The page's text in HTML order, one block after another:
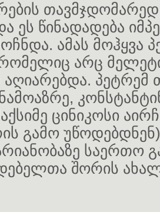
ეს წინადადება
ამას მოჰყვა
არც
პეტრემ
ცინიკოსი
გამო
საერთო
შორის